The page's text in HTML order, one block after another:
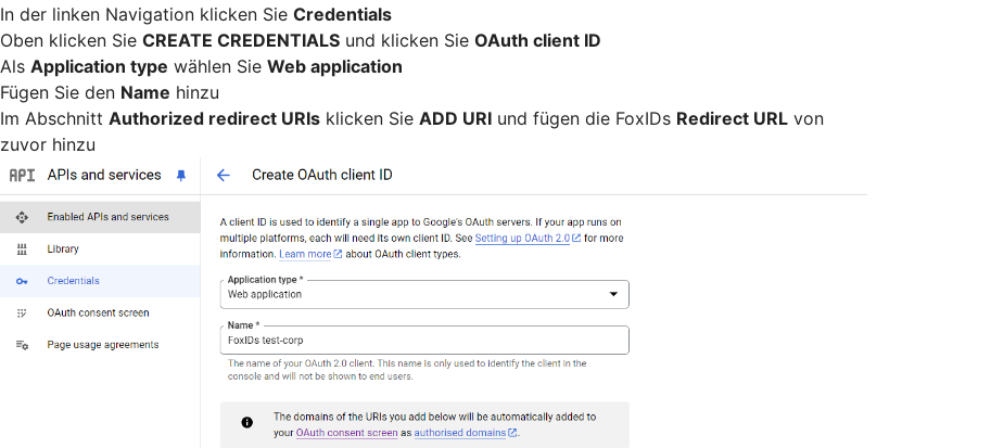
In der linken Navigation klicken Sie Credentials
Oben klicken Sie CREATE CREDENTIALS und klicken Sie OAuth client ID
Als Application type wählen Sie Web application
Fügen Sie den Name hinzu
Im Abschnitt Authorized redirect URIs klicken Sie ADD URI und fügen die FoxIDs Redirect URL von
zuvor hinzu